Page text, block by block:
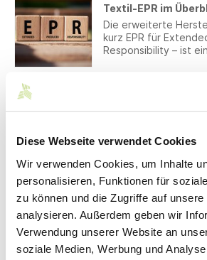
Diese Webseite verwendet Cookies
Wir verwenden Cookies, um Inhalte
personalisieren, Funktionen für
zu können und die Zugriffe auf
analysieren. Außerdem geben wir
Verwendung unserer Website an
soziale Medien, Werbung und
Textil-EPR im
Die erweiterte
kurz EPR für
Responsibility – ist
Jahren begleiten
Textil-EPR-
aktuellen Stand
auf einen Blick
derzeit noch im
Nationaler
und
Der Wirtschafts- und
kritisiert die
Forderungen und
staatlichen Handelns.
27.07.2026
Tarifpolitik:
beschließt